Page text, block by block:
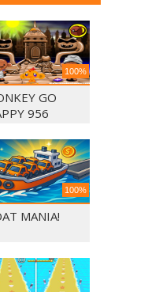
100%
GO
956
100%
MANIA!